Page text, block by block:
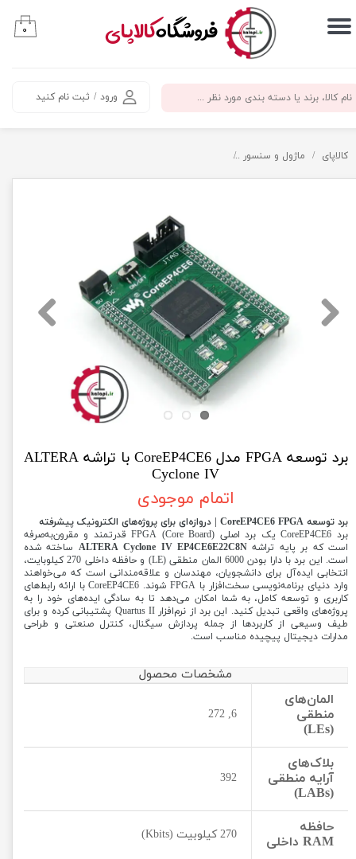
​فروشگاهکالاپای
ورود / ثبت نام کنید
حساب کاربری من
سفارشات
۰
کالاپای ماژول و سنسور
برد توسعه FPGA مدل CoreEP4CE6 با تراشه ALTERA
Cyclone IV
اتمام موجودی
برد توسعه CoreEP4CE6 FPGA | دروازه‌ای برای پروژه‌های الکترونیک پیشرفته
برد CoreEP4CE6 یک برد اصلی (Core Board) FPGA قدرتمند و مقرون‌به‌صرفه
است که بر پایه تراشه ALTERA Cyclone IV EP4CE6E22C8N ساخته شده
است. این برد با دارا بودن 6000 المان منطقی (LE) و حافظه داخلی 270 کیلوبایت،
انتخابی ایده‌آل برای دانشجویان، مهندسان و علاقه‌مندانی است که می‌خواهند
وارد دنیای برنامه‌نویسی سخت‌افزار با FPGA شوند. CoreEP4CE6 با ارائه رابط‌های
کاربری و توسعه کامل، به شما امکان می‌دهد تا به سادگی ایده‌های خود را به
پروژه‌های واقعی تبدیل کنید. این برد از نرم‌افزار Quartus II پشتیبانی کرده و برای
طیف وسیعی از کاربردها از جمله پردازش سیگنال، کنترل صنعتی و طراحی
مدارات دیجیتال پیچیده مناسب است.
مشخصات محصول
المان‌های
منطقی
(LEs)
6, 272
بلاک‌های
آرایه منطقی
(LABs)
392
حافظه
RAM داخلی
270 کیلوبیت (Kbits)